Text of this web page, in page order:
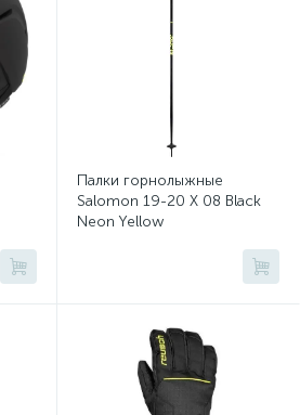
Палки горнолыжные
Salomon 19-20 X 08 Black
Neon Yellow